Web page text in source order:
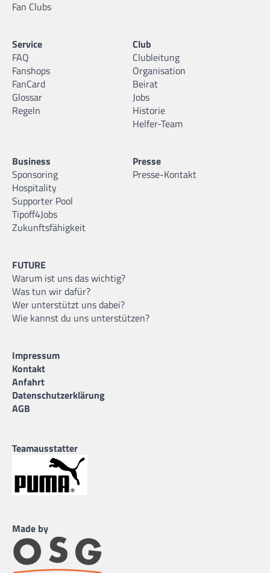
Fan Clubs
Service
FAQ
Fanshops
FanCard
Glossar
Regeln
Club
Clubleitung
Organisation
Beirat
Jobs
Historie
Helfer-Team
Business
Sponsoring
Hospitality
Supporter Pool
Tipoff4Jobs
Zukunftsfähigkeit
Presse
Presse-Kontakt
FUTURE
Warum ist uns das wichtig?
Was tun wir dafür?
Wer unterstützt uns dabei?
Wie kannst du uns unterstützen?
Impressum
Kontakt
Anfahrt
Datenschutzerklärung
AGB
Teamausstatter
Made by